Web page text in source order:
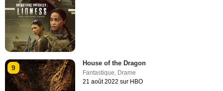
9
House of the Dragon
Fantastique, Drame
21 août 2022 sur HBO